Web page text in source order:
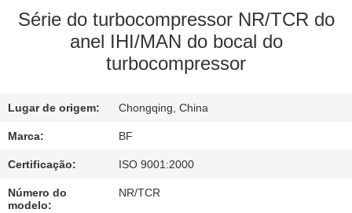
FÁBRICA
CONTROLE
QUALIDADE
CONTACTE-
NOS
Série do turbocompressor NR/TCR do
anel IHI/MAN do bocal do
turbocompressor
Lugar de origem: Chongqing, China
Marca: BF
Certificação: ISO 9001:2000
Número do
modelo:
NR/TCR